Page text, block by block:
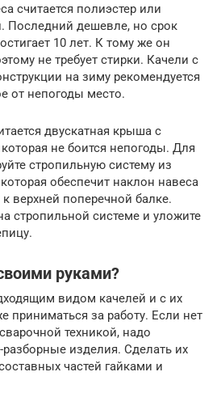
считается полиэстер или
Последний дешевле, но срок
10 лет. К тому же он
не требует стирки. Качели с
на зиму рекомендуется
от непогоды место.
двускатная крыша с
не боится непогоды. Для
стропильную систему из
обеспечит наклон навеса
к верхней поперечной балке.
стропильной системе и уложите
руками?
видом качелей и с их
приниматься за работу. Если нет
техникой, надо
разборные изделия. Сделать их
частей гайками и